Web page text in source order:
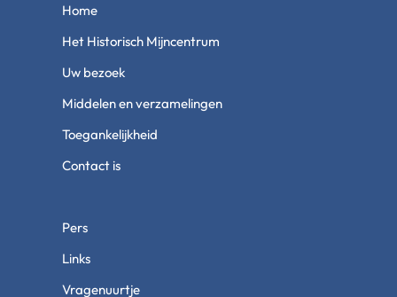
Home
Het Historisch Mijncentrum
Uw bezoek
Middelen en verzamelingen
Toegankelijkheid
Contact is
Pers
Links
Vragenuurtje